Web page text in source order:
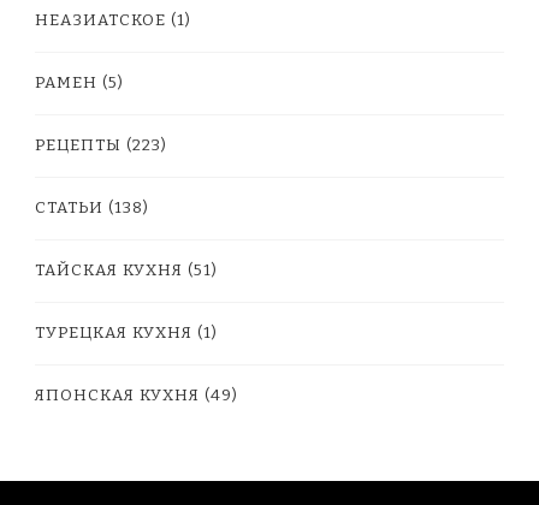
НЕАЗИАТСКОЕ (1)
РАМЕН (5)
РЕЦЕПТЫ (223)
СТАТЬИ (138)
ТАЙСКАЯ КУХНЯ (51)
ТУРЕЦКАЯ КУХНЯ (1)
ЯПОНСКАЯ КУХНЯ (49)